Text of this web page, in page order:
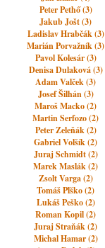
Peter Pethő (3)
Jakub Jošt (3)
Ladislav Hrabčák (3)
Marián Porvažník (3)
Pavol Kolesár (3)
Denisa Dulaková (3)
Adam Valček (3)
Josef Šilhán (3)
Maroš Macko (2)
Martin Serfozo (2)
Peter Zeleňák (2)
Gabriel Volšík (2)
Juraj Schmidt (2)
Marek Maslák (2)
Zsolt Varga (2)
Tomáš Plško (2)
Lukáš Peško (2)
Roman Kopil (2)
Juraj Straňák (2)
Michal Hamar (2)